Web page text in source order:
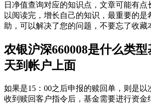
日净值查询对应的知识点，文章可能有点
以阅读完，增长自己的知识，最重要的是
助，可以解决了您的问题，不要忘了收藏
农银沪深660008是什么类
天到帐户上面
如果是15：00之后申报的赎回单，则是
收到赎回客户指令后，基金需要进行资金